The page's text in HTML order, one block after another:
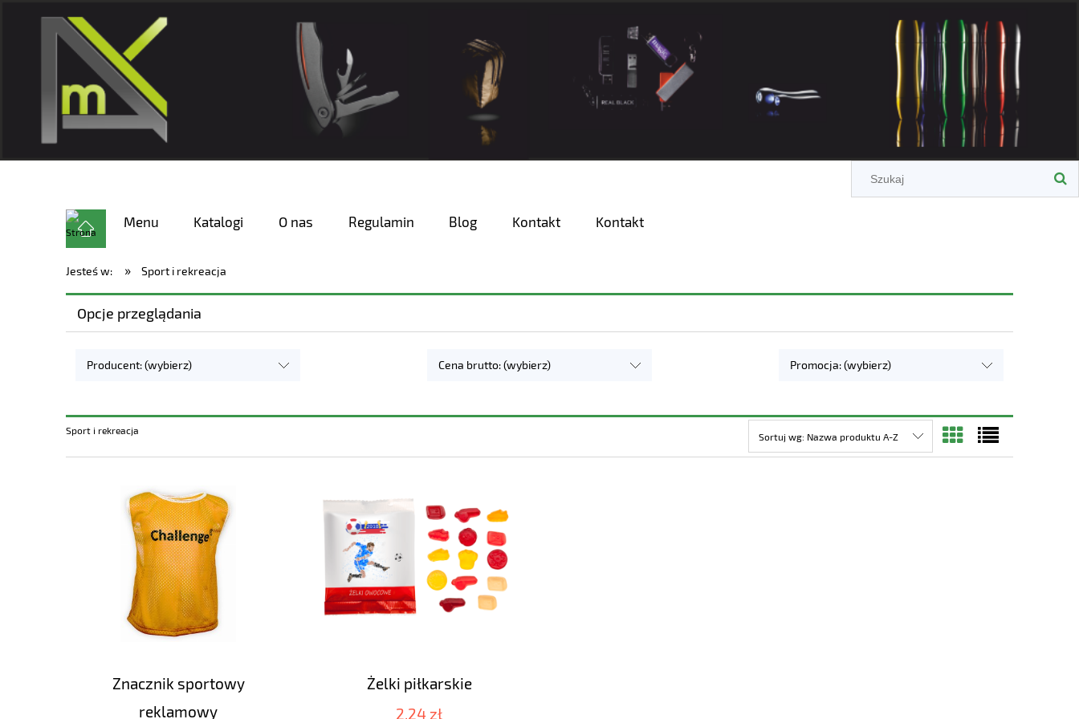
Menu Katalogi O nas Regulamin Blog Kontakt Kontakt
Jesteś w: » Sport i rekreacja
Opcje przeglądania
Producent: (wybierz) Cena brutto: (wybierz) Promocja: (wybierz)
Sport i rekreacja
Sortuj wg: Nazwa produktu A-Z
Znacznik sportowy
reklamowy
Żelki piłkarskie
2,24 zł